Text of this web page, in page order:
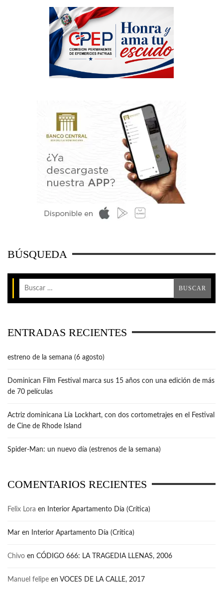
BÚSQUEDA
ENTRADAS RECIENTES
estreno de la semana (6 agosto)
Dominican Film Festival marca sus 15 años con una edición de más
de 70 películas
Actriz dominicana Lía Lockhart, con dos cortometrajes en el Festival
de Cine de Rhode Island
Spider-Man: un nuevo día (estrenos de la semana)
COMENTARIOS RECIENTES
Felix Lora en Interior Apartamento Día (Crítica)
Mar en Interior Apartamento Día (Crítica)
Chivo en CÓDIGO 666: LA TRAGEDIA LLENAS, 2006
Manuel felipe en VOCES DE LA CALLE, 2017